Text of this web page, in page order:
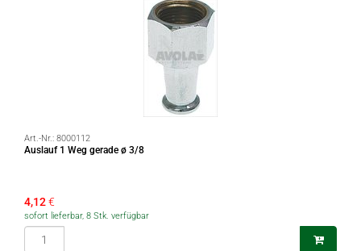
Art.-Nr.: 8000112
Auslauf 1 Weg gerade ø 3/8
4,12€
sofort lieferbar, 8 Stk. verfügbar